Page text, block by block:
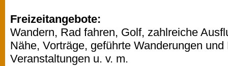
Freizeitangebote:
Wandern, Rad fahren, Golf, zahlreiche
Nähe, Vorträge, geführte Wanderungen
Veranstaltungen u. v. m.